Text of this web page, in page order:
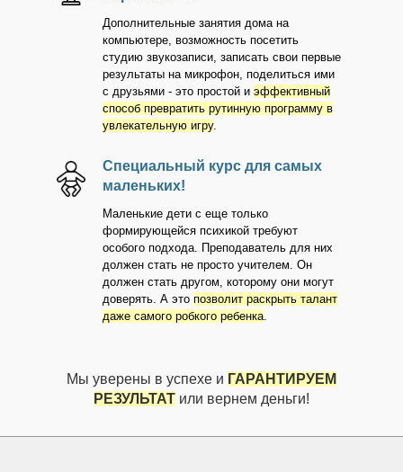
Дополнительные занятия дома на
компьютере, возможность посетить
студию звукозаписи, записать свои первые
результаты на микрофон, поделиться ими
с друзьями - это простой и эффективный
способ превратить рутинную программу в
увлекательную игру.
Специальный курс для самых
маленьких!
Маленькие дети с еще только
формирующейся психикой требуют
особого подхода. Преподаватель для них
должен стать не просто учителем. Он
должен стать другом, которому они могут
доверять. А это позволит раскрыть талант
даже самого робкого ребенка.
Мы уверены в успехе и ГАРАНТИРУЕМ
РЕЗУЛЬТАТ или вернем деньги!